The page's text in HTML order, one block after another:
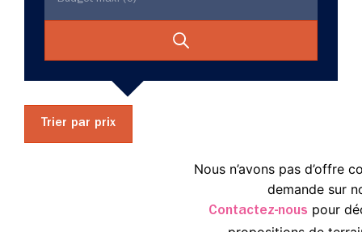
Trier par prix
Nous n’avons pas d’offre
demande sur
Contactez-nous pour